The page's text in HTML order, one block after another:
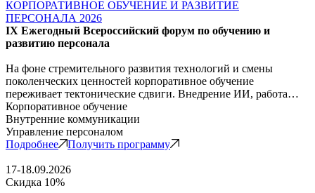
КОРПОРАТИВНОЕ ОБУЧЕНИЕ И РАЗВИТИЕ
ПЕРСОНАЛА 2026
IX Ежегодный Всероссийский форум по обучению и
развитию персонала
На фоне стремительного развития технологий и смены
поколенческих ценностей корпоративное обучение
переживает тектонические сдвиги. Внедрение ИИ, работа…
Корпоративное обучение
Внутренние коммуникации
Управление персоналом
Подробнее
Получить программу
17-18.09.2026
Скидка 10%